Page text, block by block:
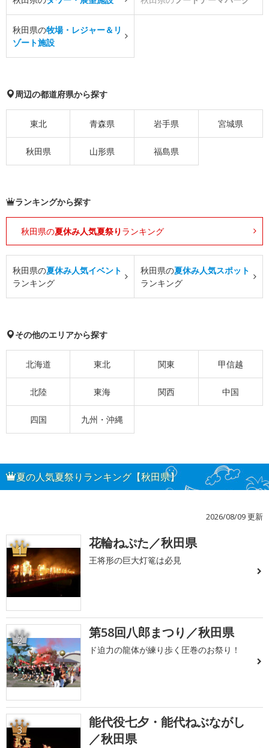
秋田県の牧場・レジャー＆リ
ゾート施設
周辺の都道府県から探す
東北 青森県 岩手県 宮城県
秋田県 山形県 福島県
ランキングから探す
秋田県の夏休み人気夏祭り ランキング
秋田県の夏休み人気イベント
ランキング
秋田県の夏休み人気スポット
ランキング
その他のエリアから探す
北海道 東北 関東 甲信越
北陸 東海 関西 中国
四国 九州・沖縄
夏の人気夏祭りランキング【秋田県】
2026/08/09 更新
1 花輪ねぷた／秋田県
王将形の巨大灯篭は必見
2 第58回八郎まつり／秋田県
ド迫力の龍体が練り歩く圧巻のお祭り！
3
能代役七夕・能代ねぶながし
／秋田県